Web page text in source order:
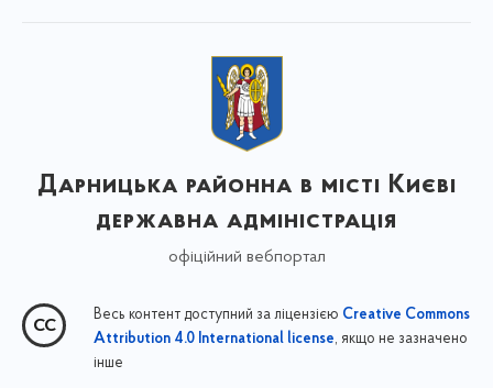
Дарницька районна в місті Києві
державна адміністрація
офіційний вебпортал
Весь контент доступний за ліцензією Creative Commons
Attribution 4.0 International license, якщо не зазначено
інше